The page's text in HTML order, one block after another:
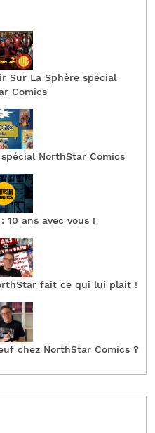
Sur La Sphère spécial
Comics
NorthStar Comics
10 ans avec vous !
fait ce qui lui plait !
chez NorthStar Comics ?